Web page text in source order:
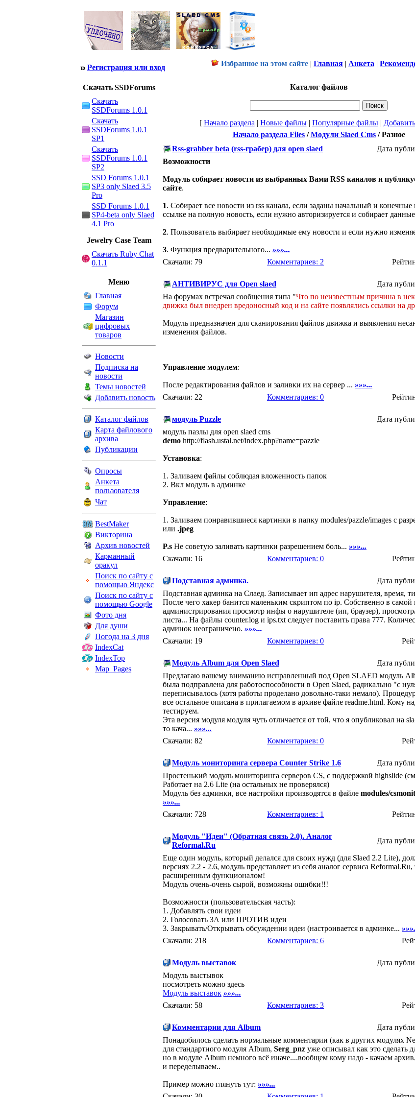
Регистрация или вход Избранное на этом сайте | Главная | Анкета |
Скачать SSDForums
Скачать
SSDForums 1.0.1
Скачать
SSDForums 1.0.1
SP1
Скачать
SSDForums 1.0.1
SP2
SSD Forums 1.0.1
SP3 only Slaed 3.5
Pro
SSD Forums 1.0.1
SP4-beta only Slaed
4.1 Pro
Jewelry Сase Team
Скачать Ruby Chat
0.1.1
Меню
Главная
Форум
Магазин
цифровых
товаров
Новости
Подписка на
новости
Темы новостей
Добавить новость
Каталог файлов
Карта файлового
архива
Публикации
Опросы
Анкета
пользователя
Чат
BestMaker
Викторина
Архив новостей
Карманный
оракул
Поиск по сайту с
помощью Яндекс
Поиск по сайту с
помощью Google
Фото дня
Для души
Погода на 3 дня
IndexCat
IndexTop
Map_Pages
Каталог файлов
[ Начало раздела | Новые файлы| Популярные файлы|
Начало раздела Files/Модули Slaed Cms/Разное
Rss-grabber beta (rss-грабер) для open slaed
Дата
Возможности
Модуль собирает новости из выбранных Вами RSS каналов и
сайте.
1. Собирает все новости из rss канала, если заданы начальный и
ссылке на полную новость, если нужно авторизируется и собирает
2. Пользователь выбирает необходимые ему новости и если нужно
3. Функция предварительного... »»»...
Скачали: 79
Комментариев: 2
АНТИВИРУС для Open slaed
Дата
На форумах встречал сообщения типа "Что по неизвестным причина в
движка был внедрен вредоносный код и на сайте появлялись ссылки на
Модуль предназначен для сканирования файлов движка и выявления
изменения файлов.
Управление модулем:
После редактирования файлов и заливки их на сервер ... »»»...
Скачали: 22
Комментариев: 0
модуль Puzzle
Дата
модуль пазлы для open slaed cms
demo http://flash.ustal.net/index.php?name=pazzle
Установка:
1. Заливаем файлы соблюдая вложенность папок
2. Вкл модуль в админке
Управление:
1. Заливаем понравившиеся картинки в папку modules/pazzle/images с
или .jpeg
P.s Не советую заливать картинки разрешением боль... »»»...
Скачали: 16
Комментариев: 0
Подставная админка.
Дата
Подставная админка на Слаед. Записывает ип адрес нарушителя, время,
После чего хакер банится маленьким скриптом по ip. Собственно в самой
администрирования просмотр инфы о нарушителе (ип, браузер),
листа... На файлы counter.log и ips.txt следует поставить права 777.
админок неограничено. »»»...
Скачали: 19
Комментариев: 0
Модуль Album для Open Slaed
Дата
Предлагаю вашему вниманию исправленный под Open SLAED модуль
была подправлена для работоспособности в Open Slaed, радикально "с
переписывалось (хотя работы проделано довольно-таки немало).
все остальное описана в прилагаемом в архиве файле readme.html. Кому
тестируем.
Эта версия модуля модуля чуть отличается от той, что я опубликовал на
то кача... »»»...
Скачали: 82
Комментариев: 0
Модуль мониторинга сервера Counter Strike 1.6
Дата
Простенький модуль мониторинга серверов CS, с поддержкой highslide
Работает на 2.6 Lite (на остальных не проверялся)
Модуль без админки, все настройки производятся в файле modules/
»»»...
Скачали: 728
Комментариев: 1
Модуль "Идеи" (Обратная связь 2.0). Аналог
Reformal.Ru
Дата
Еще один модуль, который делался для своих нужд (для Slaed 2.2 Lite),
версиях 2.2 - 2.6, модуль представляет из себя аналог сервиса Reformal.Ru,
расширенным функционалом!
Модуль очень-очень сырой, возможны ошибки!!!
Возможности (пользовательская часть):
1. Добавлять свои идеи
2. Голосовать ЗА или ПРОТИВ идеи
3. Закрывать/Открывать обсуждении идеи (настроивается в админке...
Скачали: 218
Комментариев: 6
Модуль выставок
Дата
Модуль выстывок
посмотреть можно здесь
Модуль выставок »»»...
Скачали: 58
Комментариев: 3
Комментарии для Album
Дата
Понадобилось сделать нормальные комментарии (как в других модулях
для стандартного модуля Album, Serg_pnz уже описывал как это сделать
но в модуле Album немного всё иначе....вообщем кому надо - качаем
и переделываем..
Пример можно глянуть тут: »»»...